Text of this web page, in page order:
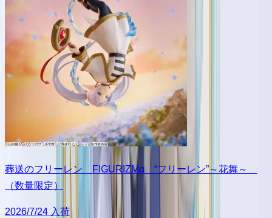
葬送のフリーレン FIGURIZMα “フリーレン”～花舞～
（数量限定）
2026/7/24 入荷